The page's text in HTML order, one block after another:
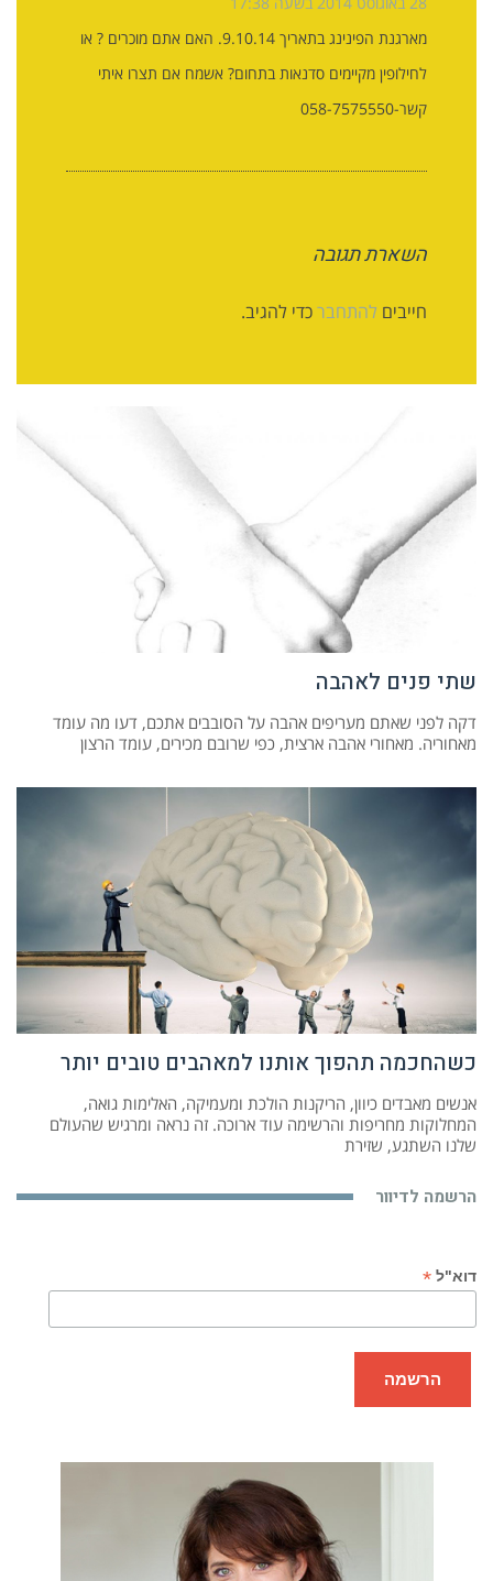
מארגנת הפינינג בתאריך 9.10.14. האם אתם מוכרים ? או
לחילופין מקיימים סדנאות בתחום? אשמח אם תצרו איתי
קשר-058-7575550
השארת תגובה
חייבים להתחברכדי להגיב.
שתי פנים לאהבה
דקה לפני שאתם מעריפים אהבה על הסובבים אתכם, דעו מה עומד
מאחוריה. מאחורי אהבה ארצית, כפי שרובם מכירים, עומד הרצון
כשהחכמה תהפוך אותנו למאהבים טובים יותר
אנשים מאבדים כיוון, הריקנות הולכת ומעמיקה, האלימות גואה,
המחלוקות מחריפות והרשימה עוד ארוכה. זה נראה ומרגיש שהעולם
שלנו השתגע, שזירת
הרשמה לדיוור
דוא"ל *